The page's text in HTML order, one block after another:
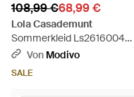
108,99 €68,99 €
Lola Casademunt
Sommerkleid Ls2616004
Relaxed Fit - Braun
Von Modivo
SALE